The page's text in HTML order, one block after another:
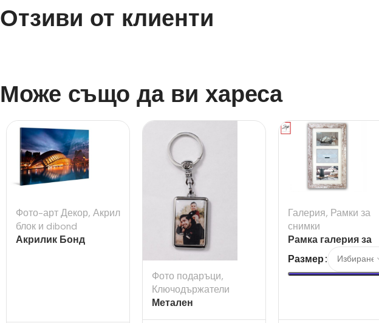
Отзиви от клиенти
Може също да ви хареса
Фото-арт Декор, Акрил
блок и dibond
Акрилик Бонд
Фото подаръци,
Ключодържатели
Метален
Галерия, Рамки за
снимки
Рамка галерия за
снимки Nelson 6Q
Размер